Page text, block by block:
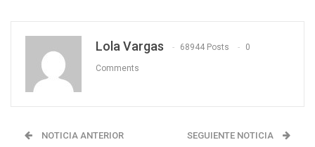
Lola Vargas 68944 Posts 0
Comments
NOTICIA ANTERIOR SEGUIENTE NOTICIA